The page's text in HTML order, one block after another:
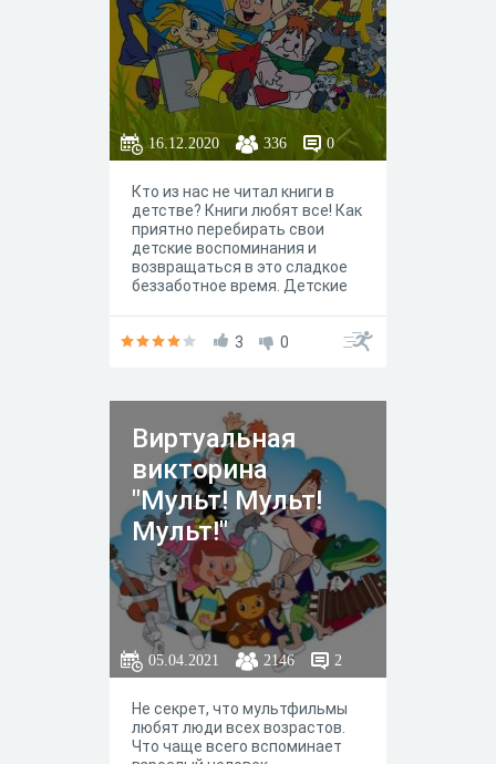
16.12.2020 336 0
Кто из нас не читал книги в
детстве? Книги любят все! Как
приятно перебирать свои
детские воспоминания и
возвращаться в это сладкое
беззаботное время. Детские
грустные, наивные и лукавые,
детства, волшебства, радости
и веселья! Давайте окунемся в
этот мир и вспомним любимых
литературных героев!
3 0
Виртуальная
викторина
"Мульт! Мульт!
Мульт!"
05.04.2021 2146 2
Не секрет, что мультфильмы
любят люди всех возрастов.
Что чаще всего вспоминает